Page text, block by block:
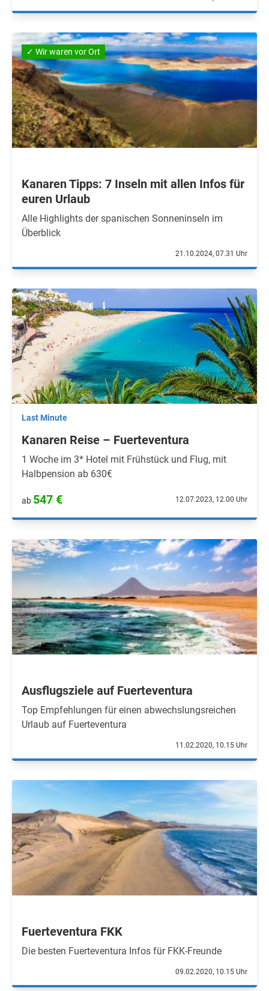
✓ Wir waren vor Ort
Kanaren Tipps: 7 Inseln mit allen Infos für
euren Urlaub
Alle Highlights der spanischen Sonneninseln im
Überblick
21.10.2024, 07.31 Uhr
Last Minute
Kanaren Reise – Fuerteventura
1 Woche im 3* Hotel mit Frühstück und Flug, mit
Halbpension ab 630€
ab 547 € 12.07.2023, 12.00 Uhr
Ausflugsziele auf Fuerteventura
Top Empfehlungen für einen abwechslungsreichen
Urlaub auf Fuerteventura
11.02.2020, 10.15 Uhr
Fuerteventura FKK
Die besten Fuerteventura Infos für FKK-Freunde
09.02.2020, 10.15 Uhr